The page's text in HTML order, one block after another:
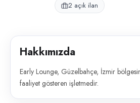
2 açık ilan
Hakkımızda
Early Lounge, Güzelbahçe, İzmir
faaliyet gösteren işletmedir.